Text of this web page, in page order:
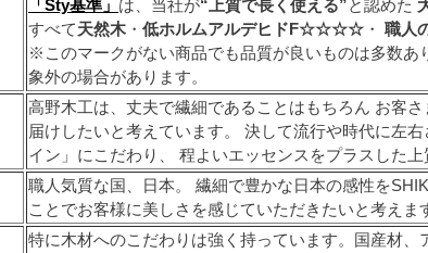
「Sty基準」 は、当社が“上質で長く使える”と認めた
すべて天然木 ・ 低ホルムアルデヒドF☆☆☆☆ ・ 職人
※このマークがない商品でも品質が良いものは多数
象外の場合があります。
高野木工は、丈夫で繊細であることはもちろん お客
届けしたいと考えています。 決して流行や時代に左
イン」にこだわり、 程よいエッセンスをプラスした上
職人気質な国、日本。 繊細で豊かな日本の感性を
ことでお客様に美しさを感じていただきたいと考えま
特に木材へのこだわりは強く持っています。国産材